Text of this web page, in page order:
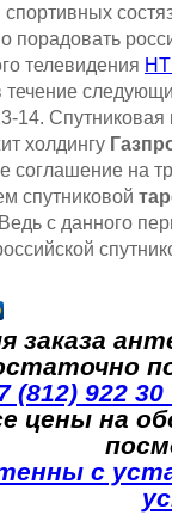
порадовать
телевидения
течение
14.
холдингу
соглашение на
спутниковой
с данного
заказа
(812) 922 30
цены на
с